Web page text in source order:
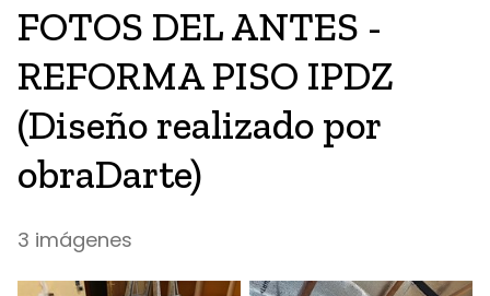
FOTOS DEL ANTES -
REFORMA PISO IPDZ
(Diseño realizado por
obraDarte)
3 imágenes